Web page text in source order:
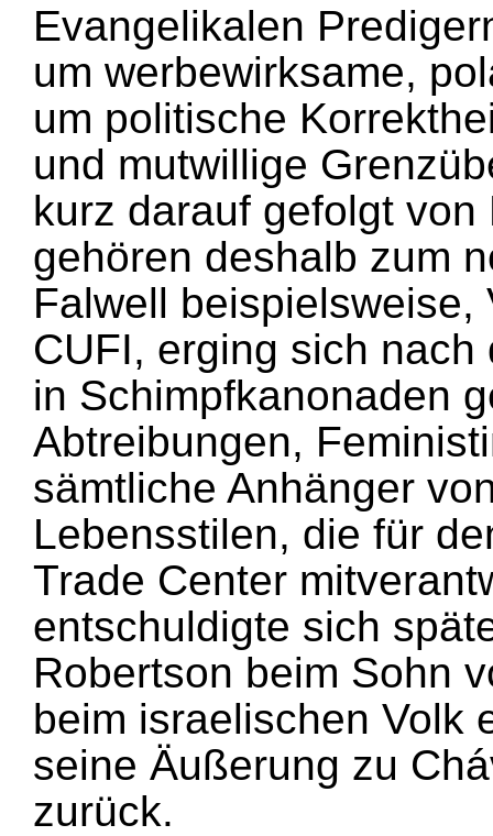
Evangelikalen
um werbewirksame,
um politische
und mutwillige
kurz darauf gefolgt
gehören deshalb zum
Falwell
CUFI, erging sich
in Schimpfkanonaden
Abtreibungen,
sämtliche Anhänger
Lebensstilen, die für
Trade Center
entschuldigte sich
Robertson beim Sohn
beim israelischen Volk
seine Äußerung zu
zurück.